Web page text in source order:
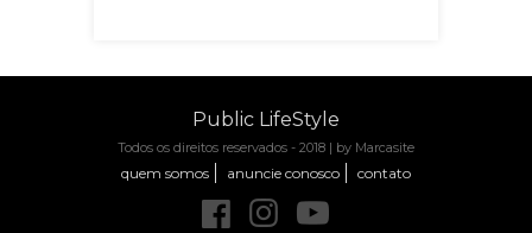
Public LifeStyle
Todos os direitos reservados - 2018 | by Marcasite
quem somos anuncie conosco contato